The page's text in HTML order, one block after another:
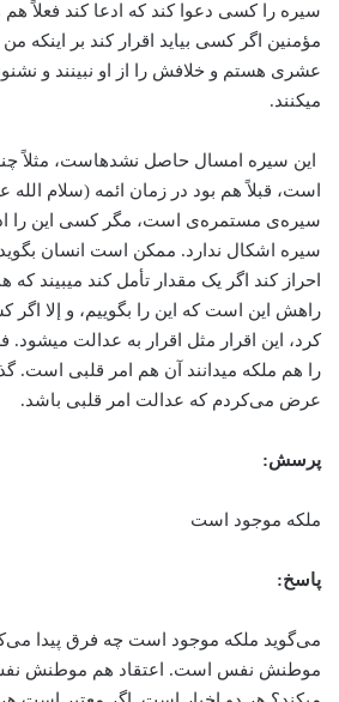
سیره را کسی دعوا کند که ادعا کند فعلاً
مؤمنین اگر کسی بیاید اقرار کند بر اینکه
عشری هستم و خلافش را از او نبینند و
می­کنند.
این سیره امسال حاصل نشده­است، مثلاً
است، قبلاً هم بود در زمان ائمه (سلام الله
سیره‌ی مستمره‌ی است، مگر کسی این را
سیره اشکال ندارد. ممکن است انسان
احراز کند اگر یک مقدار تأمل کند می­بیند
راهش این است که این ­را بگوییم، و إلا
کرد، این اقرار مثل اقرار به عدالت می­شود.
را هم ملکه می­دانند آن هم امر قلبی است.
عرض می‌کردم که عدالت امر قلبی باشد.
پرسش:
ملكه موجود است
پاسخ:
می‌گوید ملكه موجود است چه فرق پیدا
موطنش نفس است. اعتقاد هم موطنش